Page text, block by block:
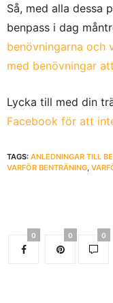
Så, med alla dessa
benpass i dag
benövningarna och
med benövningar
Lycka till med din
Facebook för att
TAGS: ANLEDNINGAR TILL
VARFÖR BENTRÄNING,
0 0 0